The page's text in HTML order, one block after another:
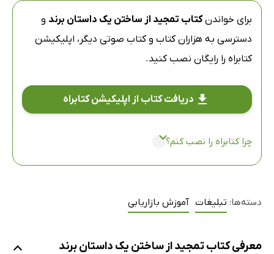
برای خواندنکتاب تمجید از ساختن یک داستان برند و
دسترسی به هزاران کتاب و کتاب صوتی دیگر، اپلیکیشن
کتابراه را رایگان نصب کنید.
دریافت کتاب از اپلیکیشن کتابراه
چرا کتابراه را نصب کنم؟
دسته‌ها: تبلیغات آموزش بازاریابی
معرفی کتاب تمجید از ساختن یک داستان برند